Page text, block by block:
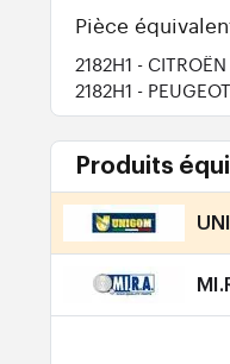
Pièce
2182H1 - CITROËN
2182H1 - PEUGEOT
Produits